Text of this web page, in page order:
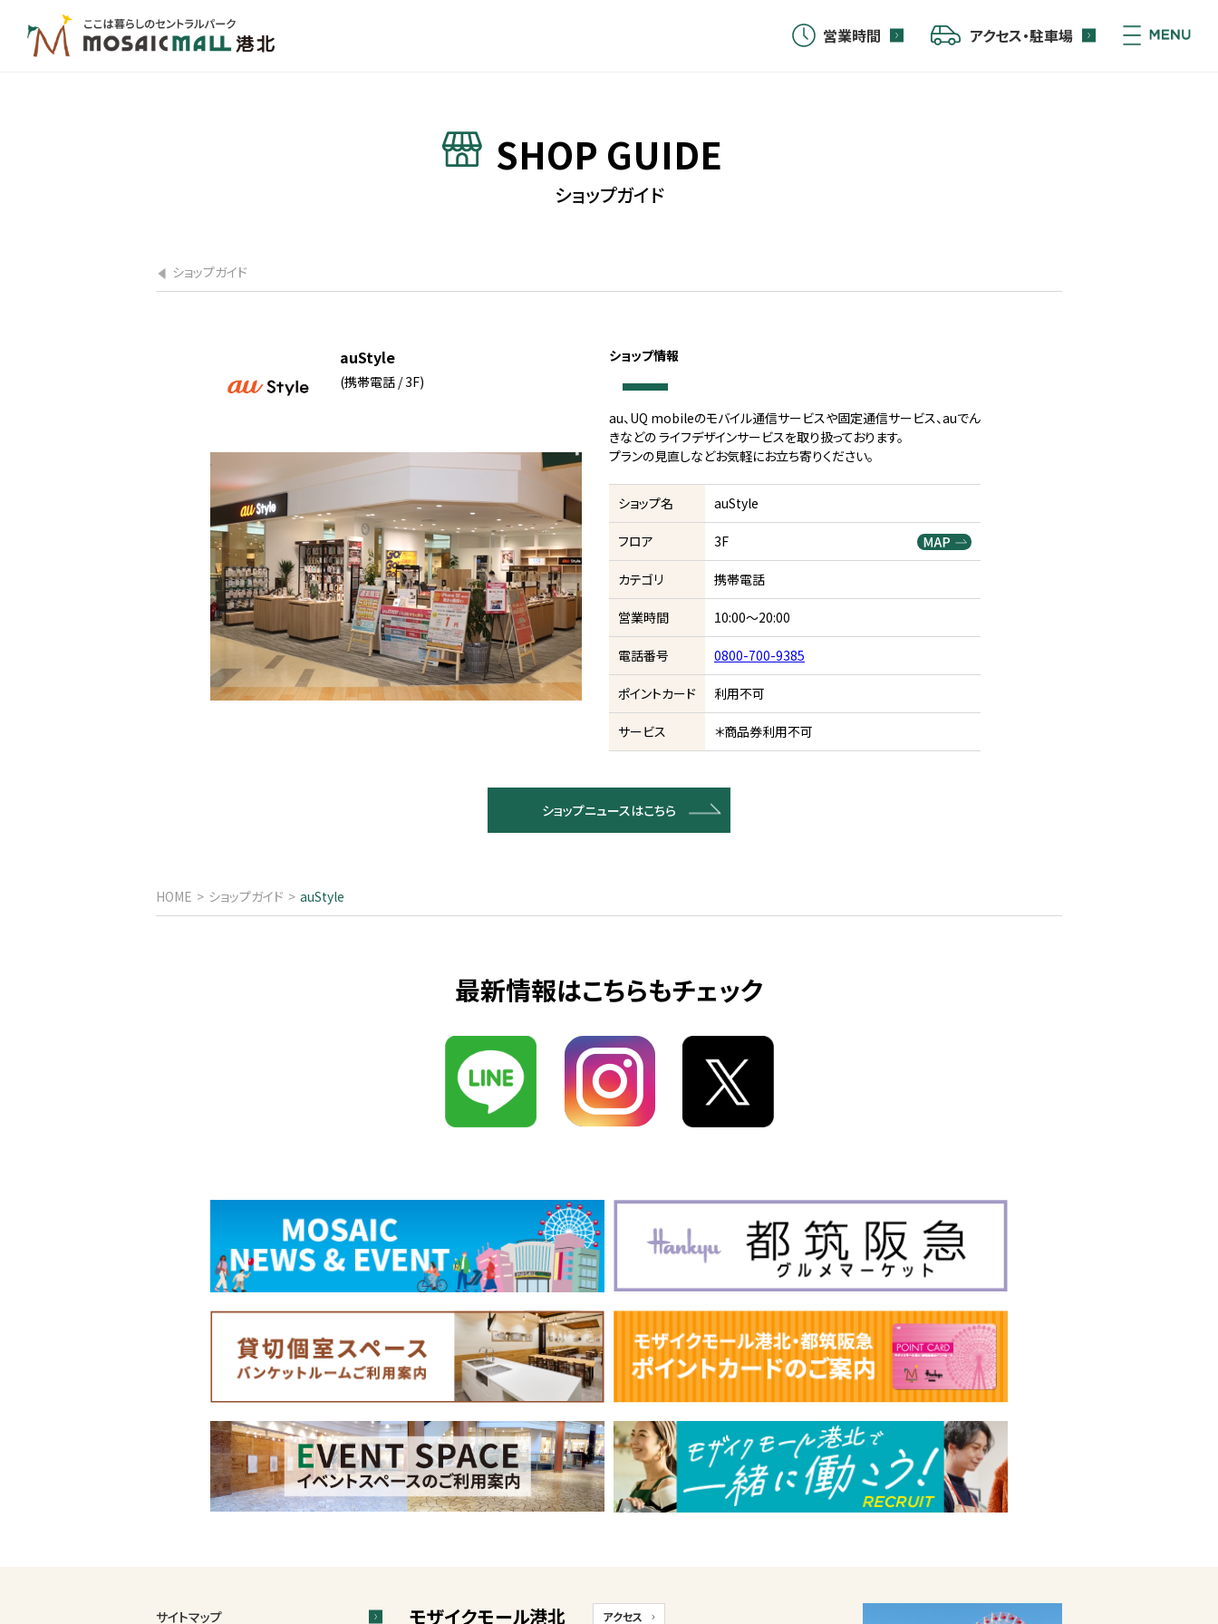
営業時間 アクセス・駐車場
SHOP GUIDE
ショップガイド
ショップガイド
auStyle
(携帯電話 / 3F)
ショップ情報
au、UQ mobileのモバイル通信サービスや固定通信サービス、auでん
きなどの ライフデザインサービスを取り扱っております。
プランの見直しなどお気軽にお立ち寄りください。
ショップ名 auStyle
フロア 3F
カテゴリ 携帯電話
営業時間 10:00～20:00
電話番号 0800-700-9385
ポイントカード 利用不可
サービス ＊商品券利用不可
ショップニュースはこちら
HOME ショップガイド auStyle
最新情報はこちらもチェック
サイトマップ モザイクモール港北 アクセス